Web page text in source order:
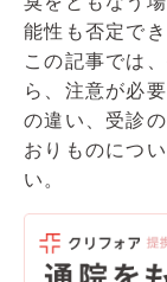
能性も否定でき
この記事では
ら、注意が必
の違い、受診
おりものにつ
い。